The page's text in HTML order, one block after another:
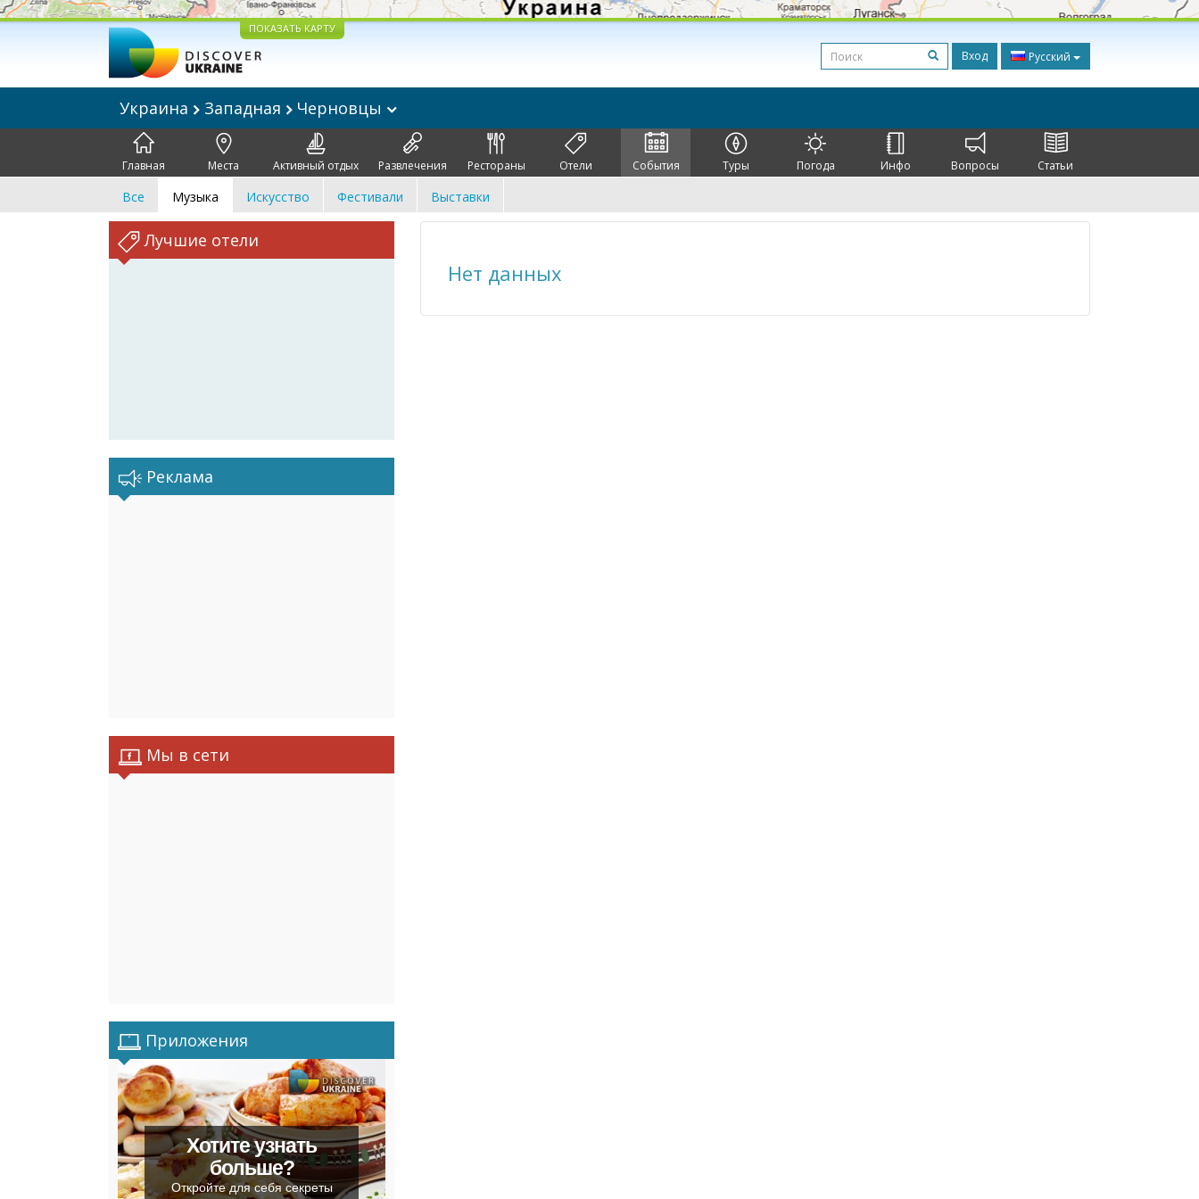
ПОКАЗАТЬ КАРТУ
Вход Русский
Украина Западная Черновцы
Главная Места Активный отдых Развлечения Рестораны Отели События Туры Погода Инфо Вопросы Статьи
Все Музыка Искусство Фестивали Выставки
Лучшие отели
Реклама
Мы в сети
Приложения
Хотите узнать
больше?
Откройте для себя секреты
Нет данных